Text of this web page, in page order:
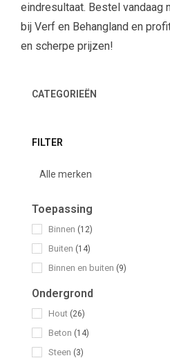
eindresultaat. Bestel vandaag
bij Verf en Behangland en
en scherpe prijzen!
CATEGORIEËN
FILTER
Toepassing
Binnen (12)
Buiten (14)
Binnen en buiten (9)
Ondergrond
Hout (26)
Beton (14)
Steen (3)